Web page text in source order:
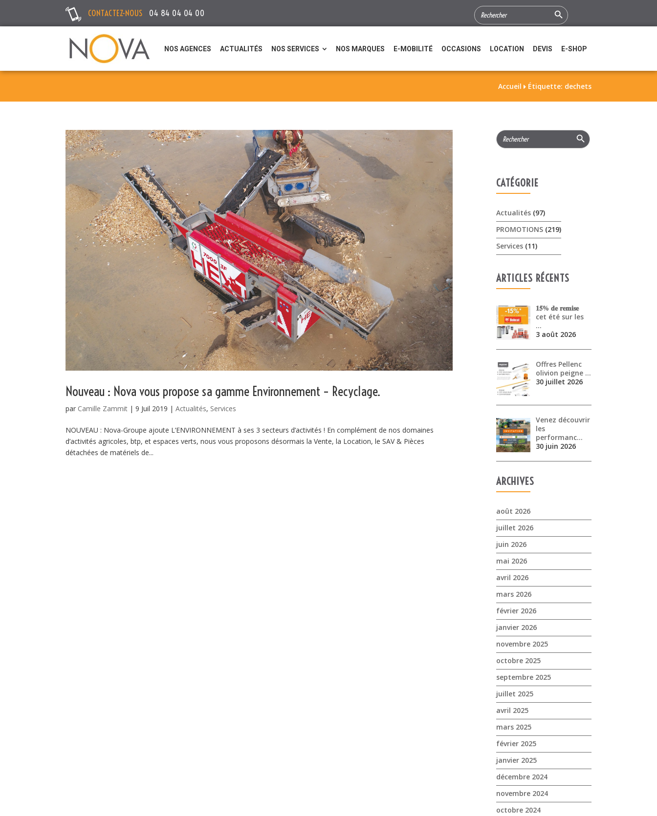
CONTACTEZ-NOUS 04 84 04 04 00
SEARCH
FOR:
Search Button
NOS AGENCES ACTUALITÉS NOS SERVICES NOS MARQUES E-MOBILITÉ OCCASIONS LOCATION DEVIS E-SHOP
Accueil  Étiquette: dechets
Nouveau : Nova vous propose sa gamme Environnement – Recyclage.
par Camille Zammit |9 Juil 2019 |Actualités, Services
NOUVEAU : Nova-Groupe ajoute L’ENVIRONNEMENT à ses 3 secteurs d’activités ! En complément de nos domaines
d’activités agricoles, btp, et espaces verts, nous vous proposons désormais la Vente, la Location, le SAV & Pièces
détachées de matériels de...
Search
for:
Search Button
CATÉGORIE
Actualités (97)
PROMOTIONS (219)
Services (11)
ARTICLES RÉCENTS
𝟏𝟓% 𝐝𝐞 𝐫𝐞𝐦𝐢𝐬𝐞
cet été sur les
…
3 août 2026
Offres Pellenc
olivion peigne …
30 juillet 2026
Venez découvrir
les
performanc…
30 juin 2026
ARCHIVES
août 2026
juillet 2026
juin 2026
mai 2026
avril 2026
mars 2026
février 2026
janvier 2026
novembre 2025
octobre 2025
septembre 2025
juillet 2025
avril 2025
mars 2025
février 2025
janvier 2025
décembre 2024
novembre 2024
octobre 2024